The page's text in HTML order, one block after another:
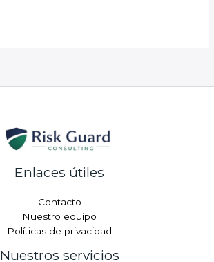
Enlaces útiles
Contacto
Nuestro equipo
Políticas de privacidad
Nuestros servicios